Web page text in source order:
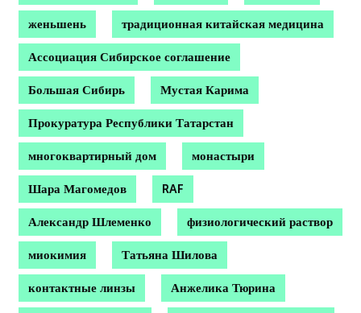
женьшень традиционная китайская медицина
Ассоциация Сибирское соглашение
Большая Сибирь Мустая Карима
Прокуратура Республики Татарстан
многоквартирный дом монастыри
Шара Магомедов RAF
Александр Шлеменко физиологический раствор
миокимия Татьяна Шилова
контактные линзы Анжелика Тюрина